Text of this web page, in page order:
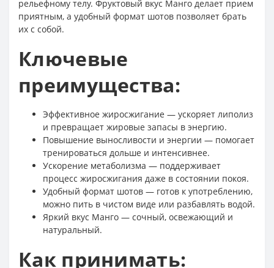
рельефному телу. Фруктовый вкус Манго делает прием
приятным, а удобный формат шотов позволяет брать
их с собой.
Ключевые
преимущества:
Эффективное жиросжигание — ускоряет липолиз
и превращает жировые запасы в энергию.
Повышение выносливости и энергии — помогает
тренироваться дольше и интенсивнее.
Ускорение метаболизма — поддерживает
процесс жиросжигания даже в состоянии покоя.
Удобный формат шотов — готов к употреблению,
можно пить в чистом виде или разбавлять водой.
Яркий вкус Манго — сочный, освежающий и
натуральный.
Как принимать: